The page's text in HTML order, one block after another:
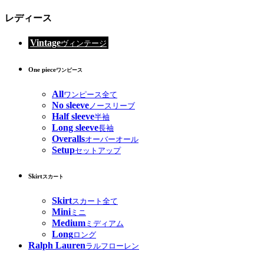
レディース
Vintageヴィンテージ
One pieceワンピース
Allワンピース全て
No sleeve ノースリーブ
Half sleeve半袖
Long sleeve長袖
Overallsオーバーオール
Setupセットアップ
Skirtスカート
Skirtスカート全て
Miniミニ
Medium ミディアム
Longロング
Ralph Laurenラルフローレン